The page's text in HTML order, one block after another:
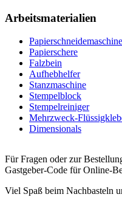
Arbeitsmaterialien
Papierschneidemaschine
Papierschere
Falzbein
Aufhebhelfer
Stanzmaschine
Stempelblock
Stempelreiniger
Mehrzweck-
Dimensionals
Für Fragen oder zur
Gastgeber-Code für Online-
Viel Spaß beim Nachbasteln